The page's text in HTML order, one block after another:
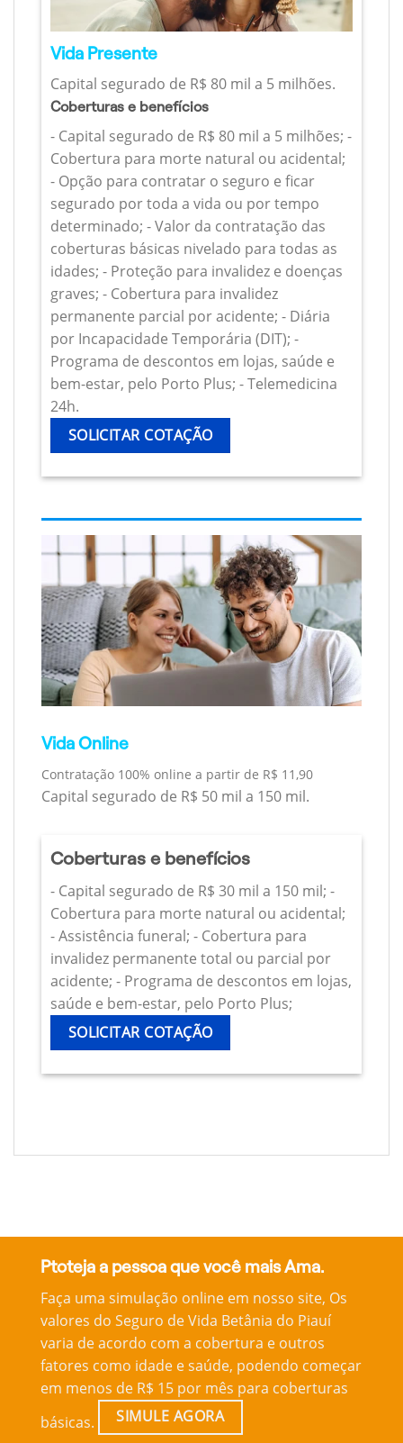
Vida Presente
Capital segurado de R$ 80 mil a 5 milhões.
Coberturas e benefícios
- Capital segurado de R$ 80 mil a 5 milhões; -
Cobertura para morte natural ou acidental;
- Opção para contratar o seguro e ficar
segurado por toda a vida ou por tempo
determinado; - Valor da contratação das
coberturas básicas nivelado para todas as
idades; - Proteção para invalidez e doenças
graves; - Cobertura para invalidez
permanente parcial por acidente; - Diária
por Incapacidade Temporária (DIT); -
Programa de descontos em lojas, saúde e
bem-estar, pelo Porto Plus; - Telemedicina
24h.
SOLICITAR COTAÇÃO
Vida Online
Contratação 100% online a partir de R$ 11,90
Capital segurado de R$ 50 mil a 150 mil.
Coberturas e benefícios
- Capital segurado de R$ 30 mil a 150 mil; -
Cobertura para morte natural ou acidental;
- Assistência funeral; - Cobertura para
invalidez permanente total ou parcial por
acidente; - Programa de descontos em lojas,
saúde e bem-estar, pelo Porto Plus;
SOLICITAR COTAÇÃO
Ptoteja a pessoa que você mais Ama.
Faça uma simulação online em nosso site, Os
valores do Seguro de Vida Betânia do Piauí
varia de acordo com a cobertura e outros
fatores como idade e saúde, podendo começar
em menos de R$ 15 por mês para coberturas
básicas.
SIMULE AGORA